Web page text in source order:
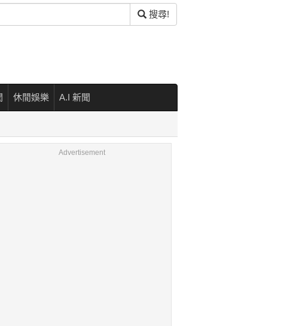
搜尋!
休閒娛樂 A.I 新聞
Advertisement